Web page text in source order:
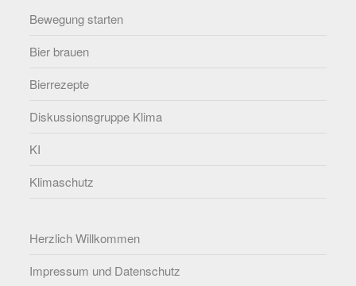
Bewegung starten
Bier brauen
Bierrezepte
Diskussionsgruppe Klima
KI
Klimaschutz
Herzlich Willkommen
Impressum und Datenschutz